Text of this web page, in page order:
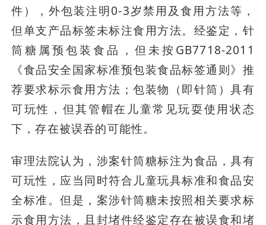
件），外包装注明0-3岁禁用及食用方法等，
但单支产品标签未标注食用方法。经鉴定，针
筒糖属预包装食品，但未按GB7718-2011
《食品安全国家标准预包装食品标签通则》推
荐要求标示食用方法；包装物（即针筒）具有
可玩性，但其管帽在儿童常见玩耍使用状态
下，存在被误吞的可能性。
审理法院认为，涉案针筒糖标注为食品，具有
可玩性，应当同时符合儿童玩具标准和食品安
全标准。但是，案涉针筒糖未按照相关要求标
示食用方法，且封堵件经鉴定存在被误食和堵